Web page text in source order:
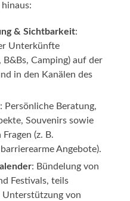
& Sichtbarkeit:
Unterkünfte
B&Bs, Camping) auf der
in den Kanälen des
: Persönliche Beratung,
Souvenirs sowie
(z. B.
Angebote).
: Bündelung von
Festivals, teils
von